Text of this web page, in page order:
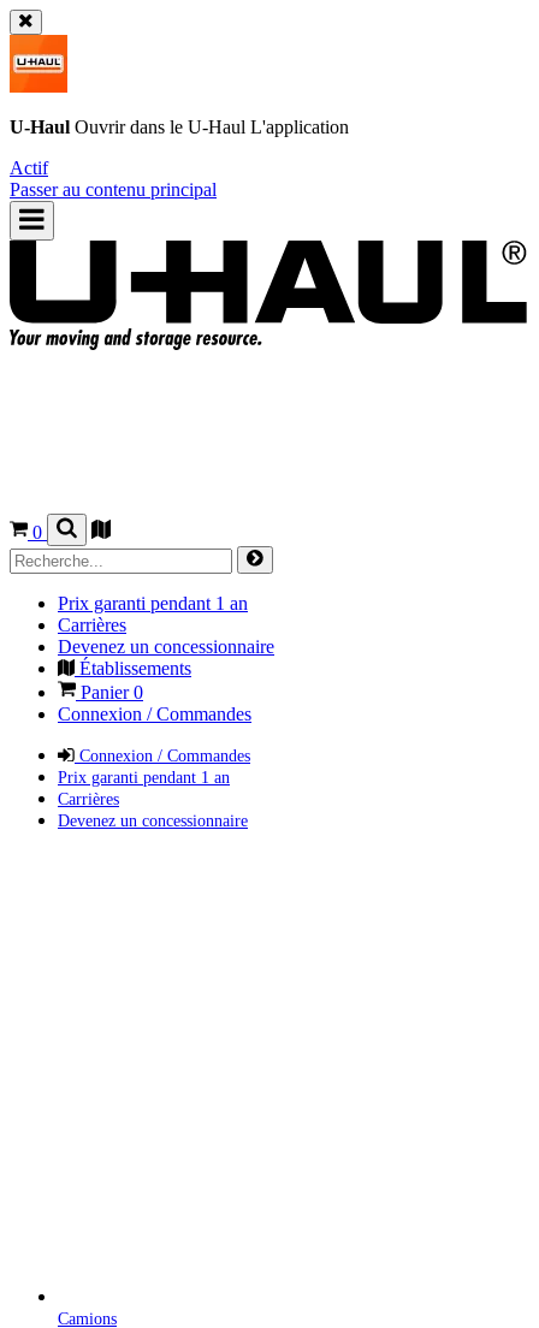
U-Haul Ouvrir dans le U-Haul L'application
Actif
Passer au contenu principal
0
Prix garanti pendant 1 an
Carrières
Devenez un concessionnaire
Établissements
Panier0
Connexion / Commandes
Connexion / Commandes
Prix garanti pendant 1 an
Carrières
Devenez un concessionnaire
Camions